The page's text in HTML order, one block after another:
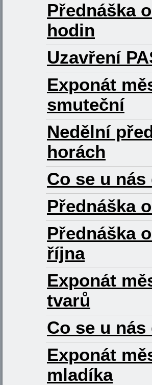
Přednáška
hodin
Uzavření
Exponát
smuteční
Nedělní
horách
Co se u
Přednáška
Přednáška
října
Exponát
tvarů
Co se u
Exponát
mladíka